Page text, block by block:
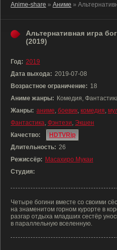
Anime-share » Аниме »
Альтернативная игра
(2019)
Год: 2019
Дата выхода: 2019-07-08
Возрастное ограничение: 18
Аниме жанры: Комедия,
Жанры: аниме, боевик, комедия,
Фантастика, Фэнтези, Экшен
Качество:
HDTVRip
Длительность: 26
Режиссёр: Масахиро Мукаи
Студия:
Четыре богини вместе со своими
на знаменитом горном курорте в
разгар отдыха младших сестёр
в параллельную вселенную.